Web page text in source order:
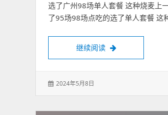
选了广州98场单人套餐 这种烧麦上
了95场98场点吃的选了单人套餐 这
继续阅读 广州98场海选单人
发
2024年5月8日